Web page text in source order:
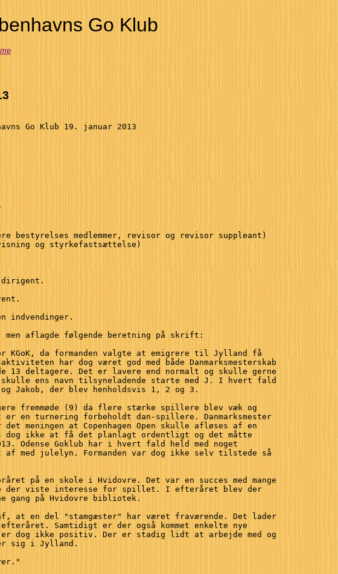
Go Klub
Go Klub 19. januar 2013
bestyrelses medlemmer, revisor og revisor suppleant)
og styrkefastsættelse)
dirigent.
indvendinger.
aflagde følgende beretning på skrift:
KGoK, da formanden valgte at emigrere til Jylland få
har dog været god med både Danmarksmesterskab
13 deltagere. Det er lavere end normalt og skulle gerne
ens navn tilsyneladende starte med J. I hvert fald
Jakob, der blev henholdsvis 1, 2 og 3.
fremmøde (9) da flere stærke spillere blev væk og
er en turnering forbeholdt dan-spillere. Danmarksmester
meningen at Copenhagen Open skulle afløses af en
dog ikke at få det planlagt ordentligt og det måtte
Odense Goklub har i hvert fald held med noget
med julelyn. Formanden var dog ikke selv tilstede så
på en skole i Hvidovre. Det var en succes med mange
der viste interesse for spillet. I efteråret blev der
gang på Hvidovre bibliotek.
at en del "stamgæster" har været fraværende. Det lader
Samtidigt er der også kommet enkelte nye
er dog ikke positiv. Der er stadig lidt at arbejde med og
sig i Jylland.